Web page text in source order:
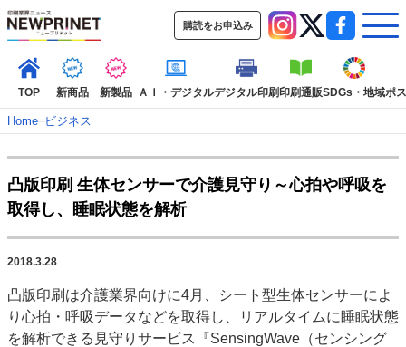
購読をお申込み
TOP 新商品 新製品 ＡＩ・デジタルデジタル印刷印刷通販SDGs・地域ポ
TOP
新着記事 特集記事
インタビュー
コレクション
SDGs・地域
ポストプレス ビジネス イベント 信用情報
業界
市場・統計
人事・移転・異動・訃報
Home–ビジネス
凸版印刷 生体センサーで介護見守り～心拍や呼吸を
取得し、睡眠状態を解析
2018.3.28
凸版印刷は介護業界向けに4月、シート型生体センサーによ
り心拍・呼吸データなどを取得し、リアルタイムに睡眠状態
を解析できる見守りサービス『SensingWave（センシング